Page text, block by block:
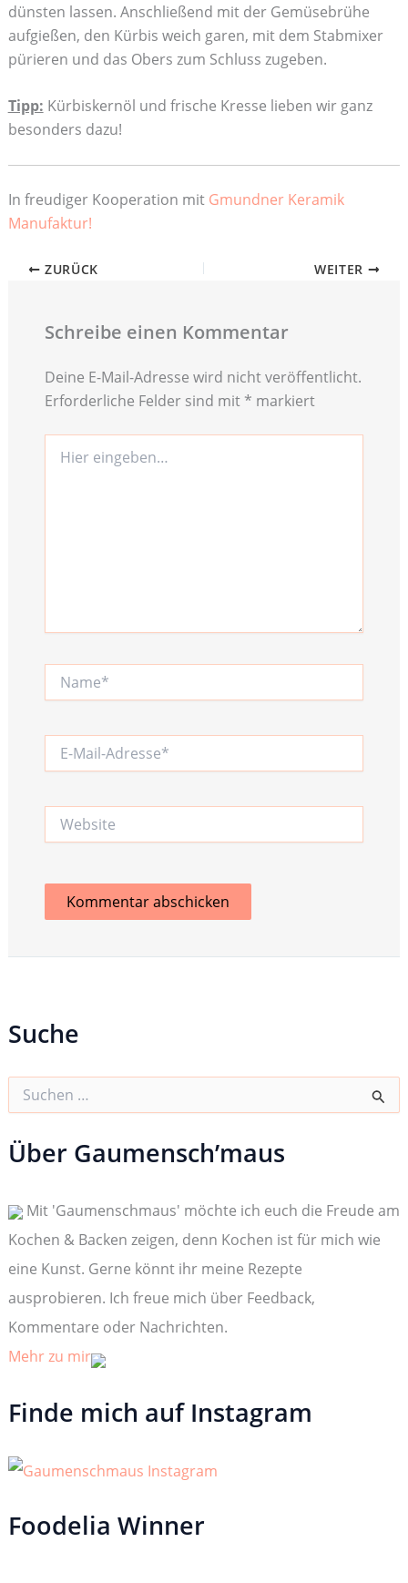
dünsten lassen. Anschließend mit der Gemüsebrühe
aufgießen, den Kürbis weich garen, mit dem Stabmixer
pürieren und das Obers zum Schluss zugeben.
Tipp: Kürbiskernöl und frische Kresse lieben wir ganz
besonders dazu!
In freudiger Kooperation mit Gmundner Keramik
Manufaktur!
ZURÜCK WEITER
Schreibe einen Kommentar
Deine E-Mail-Adresse wird nicht veröffentlicht.
Erforderliche Felder sind mit * markiert
eingeben…
Mail-
Website
Suche
h
e
a
c
h
:
Über Gaumensch’maus
Mit 'Gaumenschmaus' möchte ich euch die Freude am
Kochen & Backen zeigen, denn Kochen ist für mich wie
eine Kunst. Gerne könnt ihr meine Rezepte
ausprobieren. Ich freue mich über Feedback,
Kommentare oder Nachrichten.
Mehr zu mir
Finde mich auf Instagram
Foodelia Winner